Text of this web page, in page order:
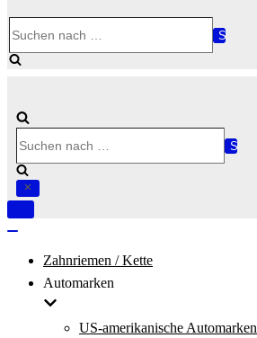
nach …
nach …
Navigation
Zahnriemen / Kette
Automarken
US-amerikanische Automarken